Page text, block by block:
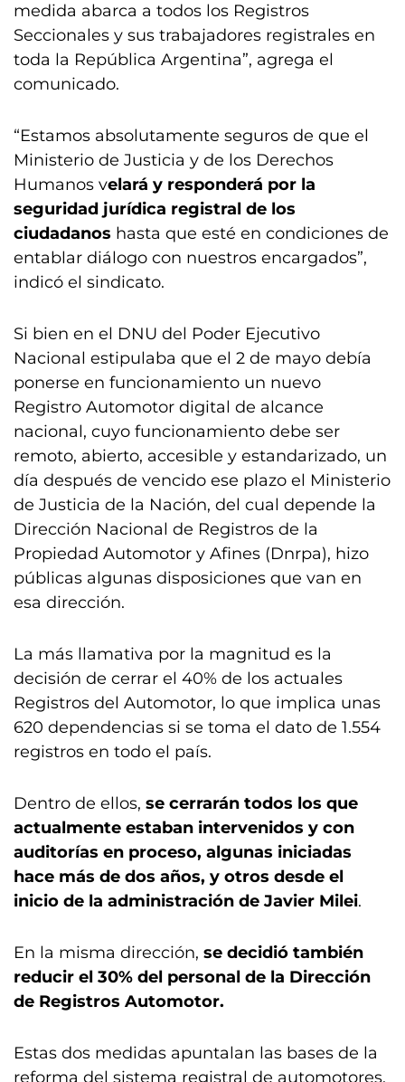
medida abarca a todos los Registros
Seccionales y sus trabajadores registrales en
toda la República Argentina”, agrega el
comunicado.
“Estamos absolutamente seguros de que el
Ministerio de Justicia y de los Derechos
Humanos velará y responderá por la
seguridad jurídica registral de los
ciudadanos hasta que esté en condiciones de
entablar diálogo con nuestros encargados”,
indicó el sindicato.
Si bien en el DNU del Poder Ejecutivo
Nacional estipulaba que el 2 de mayo debía
ponerse en funcionamiento un nuevo
Registro Automotor digital de alcance
nacional, cuyo funcionamiento debe ser
remoto, abierto, accesible y estandarizado, un
día después de vencido ese plazo el Ministerio
de Justicia de la Nación, del cual depende la
Dirección Nacional de Registros de la
Propiedad Automotor y Afines (Dnrpa), hizo
públicas algunas disposiciones que van en
esa dirección.
La más llamativa por la magnitud es la
decisión de cerrar el 40% de los actuales
Registros del Automotor, lo que implica unas
620 dependencias si se toma el dato de 1.554
registros en todo el país.
Dentro de ellos, se cerrarán todos los que
actualmente estaban intervenidos y con
auditorías en proceso, algunas iniciadas
hace más de dos años, y otros desde el
inicio de la administración de Javier Milei.
En la misma dirección, se decidió también
reducir el 30% del personal de la Dirección
de Registros Automotor.
Estas dos medidas apuntalan las bases de la
reforma del sistema registral de automotores,